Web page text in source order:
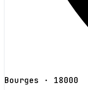
Bourges · 18000